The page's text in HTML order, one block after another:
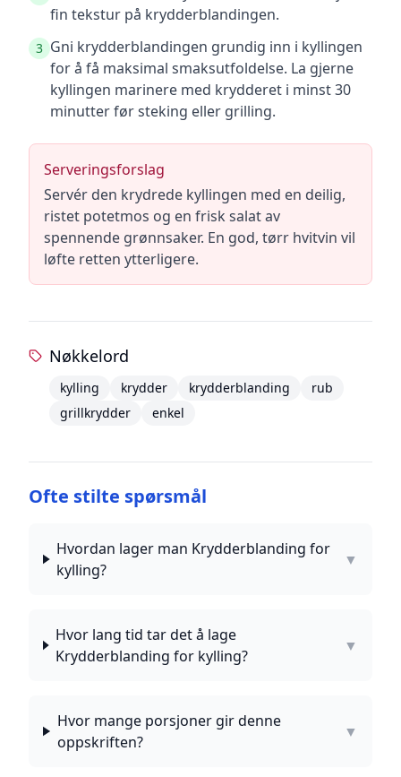
fin tekstur på krydderblandingen.
3 Gni krydderblandingen grundig inn i kyllingen
for å få maksimal smaksutfoldelse. La gjerne
kyllingen marinere med krydderet i minst 30
minutter før steking eller grilling.
Serveringsforslag
Servér den krydrede kyllingen med en deilig,
ristet potetmos og en frisk salat av
spennende grønnsaker. En god, tørr hvitvin vil
løfte retten ytterligere.
Nøkkelord
kylling krydder krydderblanding
rub
grillkrydder
enkel
Ofte stilte spørsmål
Hvordan lager man Krydderblanding for
kylling?
▼
Hvor lang tid tar det å lage
Krydderblanding for kylling?
▼
Hvor mange porsjoner gir denne
oppskriften?
▼